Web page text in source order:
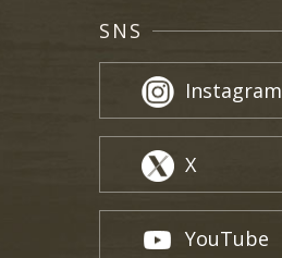
SNS
Instagram
X
YouTube